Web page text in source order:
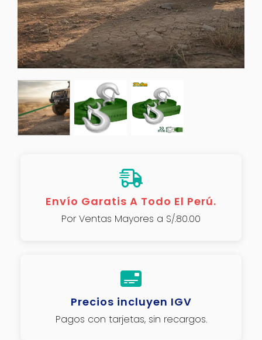
Envío Garatis A Todo El Perú.
Por Ventas Mayores a S/.80.00
Precios incluyen IGV
Pagos con tarjetas, sin recargos.